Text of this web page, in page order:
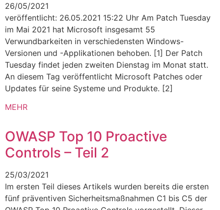
26/05/2021
veröffentlicht: 26.05.2021 15:22 Uhr Am Patch Tuesday
im Mai 2021 hat Microsoft insgesamt 55
Verwundbarkeiten in verschiedensten Windows-
Versionen und -Applikationen behoben. [1] Der Patch
Tuesday findet jeden zweiten Dienstag im Monat statt.
An diesem Tag veröffentlicht Microsoft Patches oder
Updates für seine Systeme und Produkte. [2]
MEHR
OWASP Top 10 Proactive
Controls – Teil 2
25/03/2021
Im ersten Teil dieses Artikels wurden bereits die ersten
fünf präventiven Sicherheitsmaßnahmen C1 bis C5 der